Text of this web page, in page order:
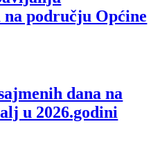
području Općine
dana na
u 2026.godini